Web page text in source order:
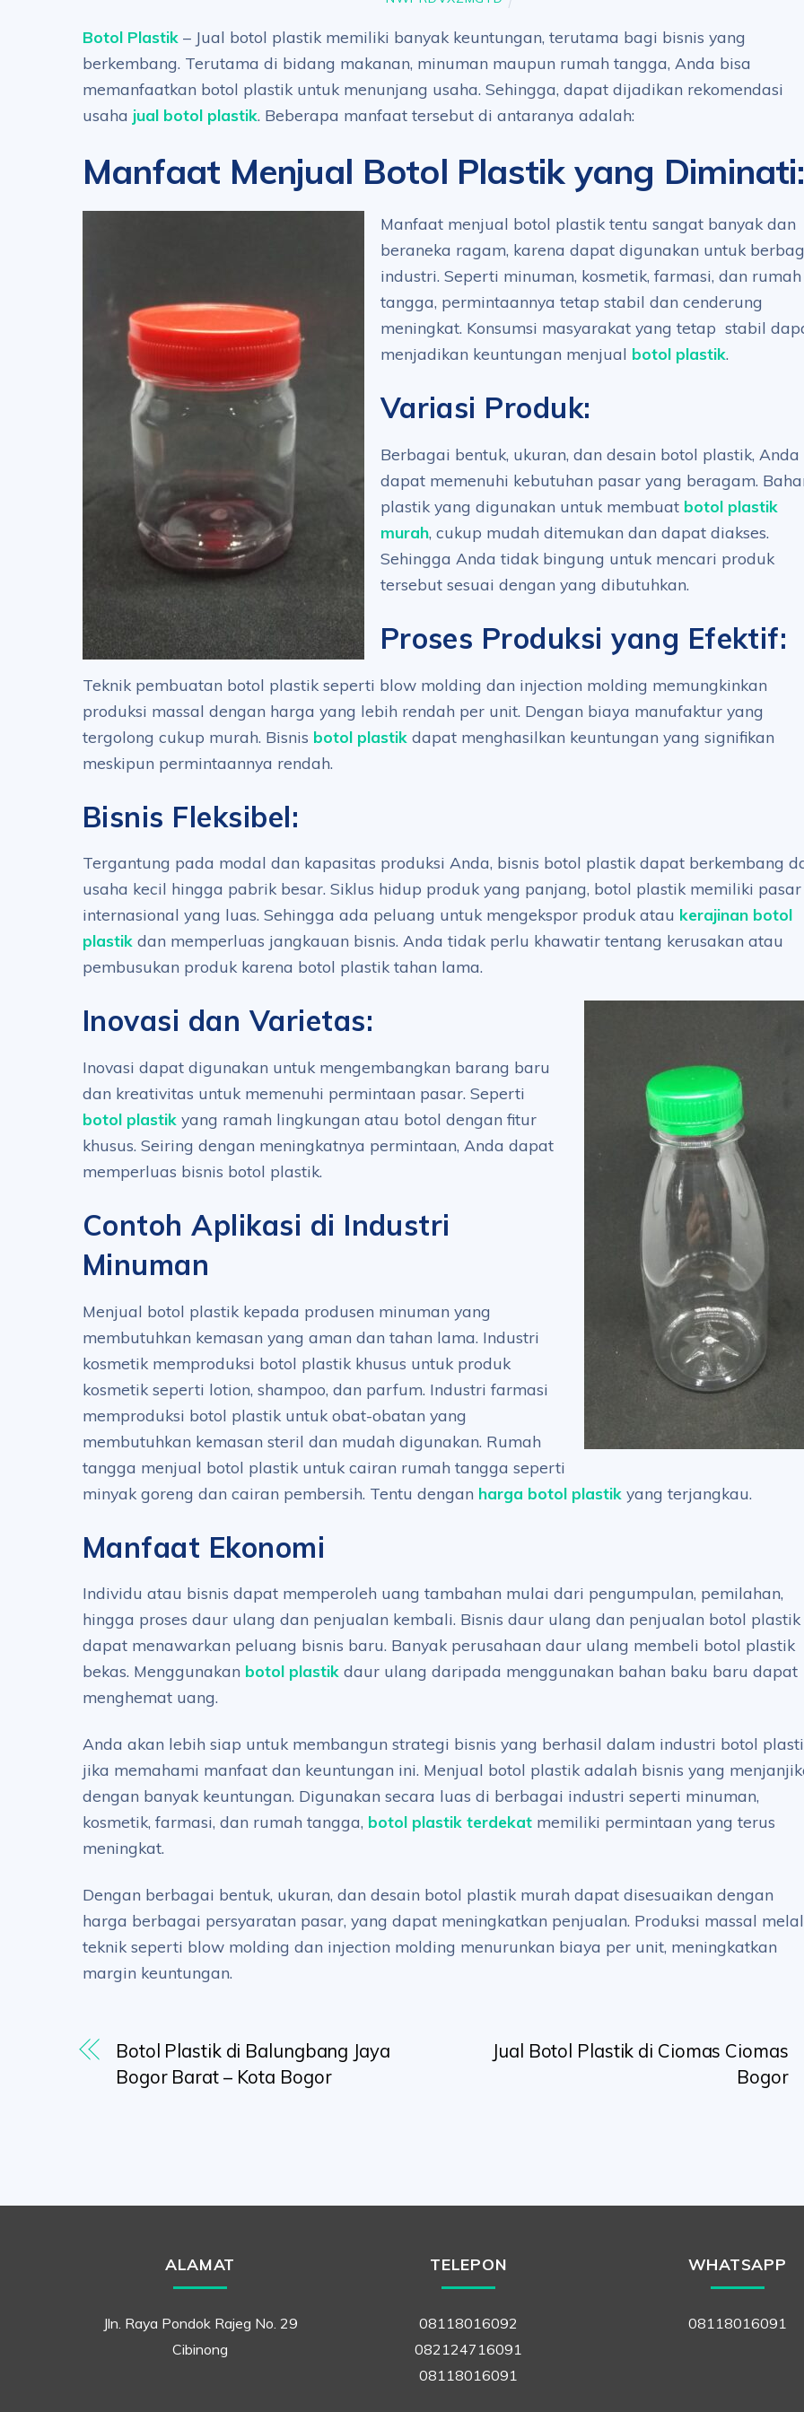
Botol Plastik – Jual botol plastik memiliki banyak keuntungan, terutama bagi bisnis yang
berkembang. Terutama di bidang makanan, minuman maupun rumah tangga, Anda bisa
memanfaatkan botol plastik untuk menunjang usaha. Sehingga, dapat dijadikan rekomendasi
usaha jual botol plastik. Beberapa manfaat tersebut di antaranya adalah:
Manfaat Menjual Botol Plastik yang Diminati:
Manfaat menjual botol plastik tentu sangat banyak dan
beraneka ragam, karena dapat digunakan untuk
industri. Seperti minuman, kosmetik, farmasi, dan rumah
tangga, permintaannya tetap stabil dan cenderung
meningkat. Konsumsi masyarakat yang tetap stabil
menjadikan keuntungan menjual botol plastik.
Variasi Produk:
Berbagai bentuk, ukuran, dan desain botol plastik, Anda
dapat memenuhi kebutuhan pasar yang beragam.
plastik yang digunakan untuk membuat botol plastik
murah, cukup mudah ditemukan dan dapat diakses.
Sehingga Anda tidak bingung untuk mencari produk
tersebut sesuai dengan yang dibutuhkan.
Proses Produksi yang Efektif:
Teknik pembuatan botol plastik seperti blow molding dan injection molding memungkinkan
produksi massal dengan harga yang lebih rendah per unit. Dengan biaya manufaktur yang
tergolong cukup murah. Bisnis botol plastik dapat menghasilkan keuntungan yang signifikan
meskipun permintaannya rendah.
Bisnis Fleksibel:
Tergantung pada modal dan kapasitas produksi Anda, bisnis botol plastik dapat berkembang
usaha kecil hingga pabrik besar. Siklus hidup produk yang panjang, botol plastik memiliki pasar
internasional yang luas. Sehingga ada peluang untuk mengekspor produk atau kerajinan botol
plastik dan memperluas jangkauan bisnis. Anda tidak perlu khawatir tentang kerusakan atau
pembusukan produk karena botol plastik tahan lama.
Inovasi dan Varietas:
Inovasi dapat digunakan untuk mengembangkan barang baru
dan kreativitas untuk memenuhi permintaan pasar. Seperti
botol plastik yang ramah lingkungan atau botol dengan fitur
khusus. Seiring dengan meningkatnya permintaan, Anda dapat
memperluas bisnis botol plastik.
Contoh Aplikasi di Industri
Minuman
Menjual botol plastik kepada produsen minuman yang
membutuhkan kemasan yang aman dan tahan lama. Industri
kosmetik memproduksi botol plastik khusus untuk produk
kosmetik seperti lotion, shampoo, dan parfum. Industri farmasi
memproduksi botol plastik untuk obat-obatan yang
membutuhkan kemasan steril dan mudah digunakan. Rumah
tangga menjual botol plastik untuk cairan rumah tangga seperti
minyak goreng dan cairan pembersih. Tentu dengan harga botol plastik yang terjangkau.
Manfaat Ekonomi
Individu atau bisnis dapat memperoleh uang tambahan mulai dari pengumpulan, pemilahan,
hingga proses daur ulang dan penjualan kembali. Bisnis daur ulang dan penjualan botol plastik
dapat menawarkan peluang bisnis baru. Banyak perusahaan daur ulang membeli botol plastik
bekas. Menggunakan botol plastik daur ulang daripada menggunakan bahan baku baru dapat
menghemat uang.
Anda akan lebih siap untuk membangun strategi bisnis yang berhasil dalam industri botol
jika memahami manfaat dan keuntungan ini. Menjual botol plastik adalah bisnis yang
dengan banyak keuntungan. Digunakan secara luas di berbagai industri seperti minuman,
kosmetik, farmasi, dan rumah tangga, botol plastik terdekat memiliki permintaan yang terus
meningkat.
Dengan berbagai bentuk, ukuran, dan desain botol plastik murah dapat disesuaikan dengan
harga berbagai persyaratan pasar, yang dapat meningkatkan penjualan. Produksi massal
teknik seperti blow molding dan injection molding menurunkan biaya per unit, meningkatkan
margin keuntungan.
Botol Plastik di Balungbang Jaya
Bogor Barat – Kota Bogor
Jual Botol Plastik di Ciomas Ciomas
Bogor
ALAMAT
Jln. Raya Pondok Rajeg No. 29
Cibinong
TELEPON
08118016092
082124716091
08118016091
WHATSAPP
08118016091